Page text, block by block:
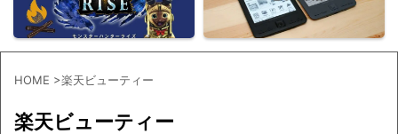
HOME >楽天ビューティー
楽天ビューティー